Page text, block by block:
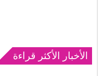
الأخبار الأكثر قراءة